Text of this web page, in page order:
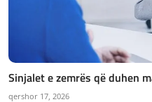
Sinjalet e zemrës që duhen
qershor 17, 2026